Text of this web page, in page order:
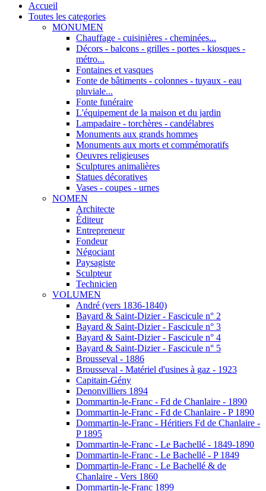
Accueil
Toutes les categories
MONUMEN
Chauffage - cuisinières - cheminées...
Décors - balcons - grilles - portes - kiosques -
métro...
Fontaines et vasques
Fonte de bâtiments - colonnes - tuyaux - eau
pluviale...
Fonte funéraire
L'équipement de la maison et du jardin
Lampadaire - torchères - candélabres
Monuments aux grands hommes
Monuments aux morts et commémoratifs
Oeuvres religieuses
Sculptures animalières
Statues décoratives
Vases - coupes - urnes
NOMEN
Architecte
Éditeur
Entrepreneur
Fondeur
Négociant
Paysagiste
Sculpteur
Technicien
VOLUMEN
André (vers 1836-1840)
Bayard & Saint-Dizier - Fascicule n° 2
Bayard & Saint-Dizier - Fascicule n° 3
Bayard & Saint-Dizier - Fascicule n° 4
Bayard & Saint-Dizier - Fascicule n° 5
Brousseval - 1886
Brousseval - Matériel d'usines à gaz - 1923
Capitain-Gény
Denonvilliers 1894
Dommartin-le-Franc - Fd de Chanlaire - 1890
Dommartin-le-Franc - Fd de Chanlaire - P 1890
Dommartin-le-Franc - Héritiers Fd de Chanlaire -
P 1895
Dommartin-le-Franc - Le Bachellé - 1849-1890
Dommartin-le-Franc - Le Bachellé - P 1849
Dommartin-le-Franc - Le Bachellé & de
Chanlaire - Vers 1860
Dommartin-le-Franc 1899